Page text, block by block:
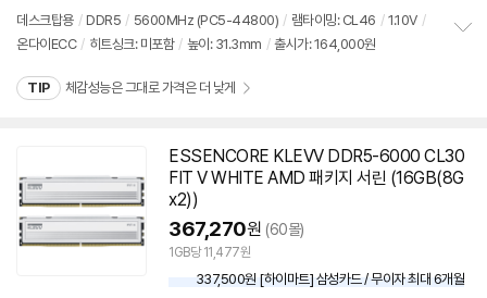
견
점
리
뷰
데스크탑용 / DDR5 / 5600MHz (PC5-44800) / 램타이밍: CL46 / 1.10V /
온다이ECC / 히트싱크: 미포함 / 높이: 31.3mm / 출시가: 164,000원
TIP 체감성능은 그대로 가격은 더 낮게
ESSENCORE KLEVV DDR5-6000 CL30
FIT V WHITE AMD 패키지 서린 (16GB(8G
x2))
367,270원 (60몰)
1GB당 11,477원
337,500원 [하이마트] 삼성카드 / 무이자 최대 6개월